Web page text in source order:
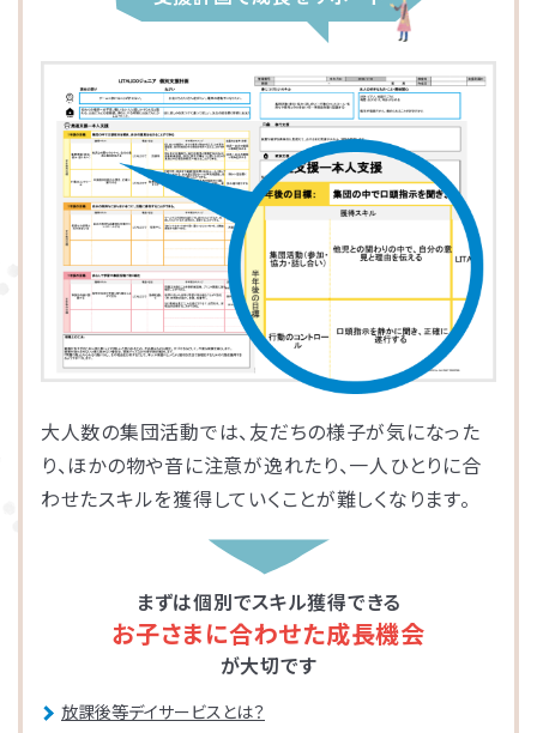
大人数の集団活動では、友だちの様子が気になった
り、ほかの物や音に注意が逸れたり、一人ひとりに合
わせたスキルを獲得していくことが難しくなります。
まずは個別でスキル獲得できる
お子さまに合わせた成長機会
が大切です
放課後等デイサービスとは？